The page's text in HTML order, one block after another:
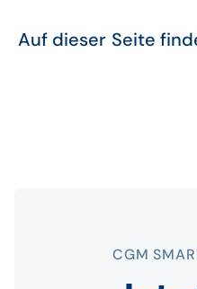
Auf dieser Seite
CGM